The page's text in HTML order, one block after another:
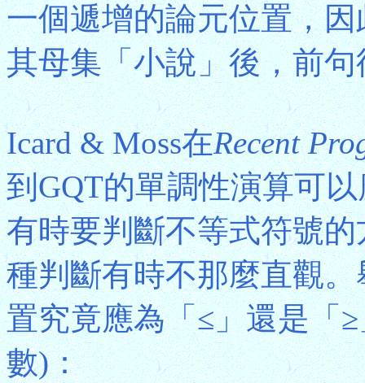
一個遞增的論元位置，
其母集「小說」後，前
Icard & Moss在Recent
到GQT的單調性演算可
有時要判斷不等式符號
種判斷有時不那麼直觀
置究竟應為「≤」還是「
數)：